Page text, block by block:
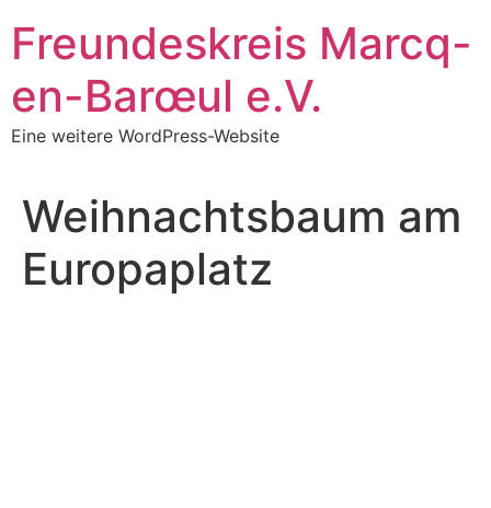
Inhalt
springen
Freundeskreis Marcq-
en-Barœul e.V.
Eine weitere WordPress-Website
Weihnachtsbaum am
Europaplatz